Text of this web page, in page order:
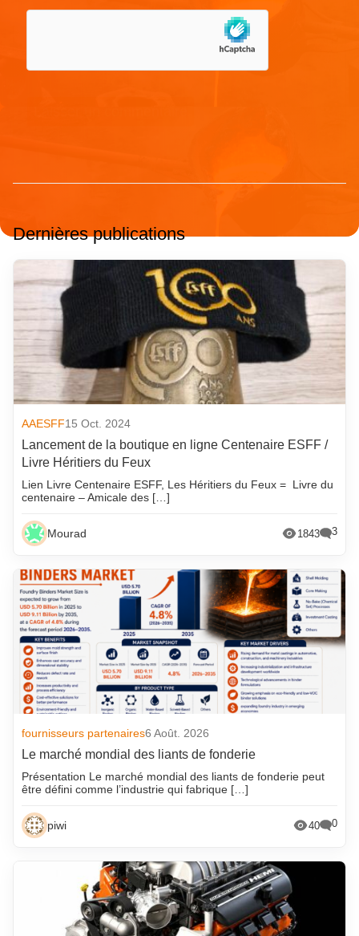
Dernières publications
AAESFF15 Oct. 2024
Lancement de la boutique en ligne Centenaire ESFF /
Livre Héritiers du Feux
Lien Livre Centenaire ESFF, Les Héritiers du Feux = Livre du
centenaire – Amicale des […]
Mourad 1843 3
fournisseurs partenaires6 Août. 2026
Le marché mondial des liants de fonderie
Présentation Le marché mondial des liants de fonderie peut
être défini comme l’industrie qui fabrique […]
piwi 40 0